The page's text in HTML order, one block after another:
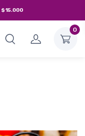
$15.000
0